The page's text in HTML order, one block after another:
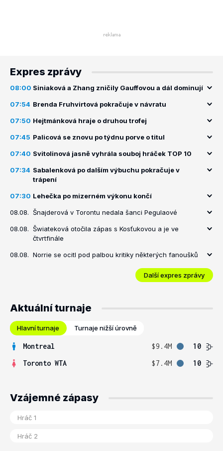
Expres zprávy
08:00 Siniaková a Zhang zničily Gauffovou a dál dominují
07:54 Brenda Fruhvirtová pokračuje v návratu
07:50 Hejtmánková hraje o druhou trofej
07:45 Palicová se znovu po týdnu porve o titul
07:40 Svitolinová jasně vyhrála souboj hráček TOP 10
07:34 Sabalenková po dalším výbuchu pokračuje v
trápení
07:30 Lehečka po mizerném výkonu končí
08.08. Šnajderová v Torontu nedala šanci Pegulaové
08.08. Šwiateková otočila zápas s Kosťukovou a je ve
čtvrtfinále
08.08. Norrie se ocitl pod palbou kritiky některých fanoušků
Další expres zprávy
Aktuální turnaje
Hlavní turnaje Turnaje nižší úrovně
Montreal $9.4M
10
Toronto WTA
$7.4M 10
Vzájemné zápasy